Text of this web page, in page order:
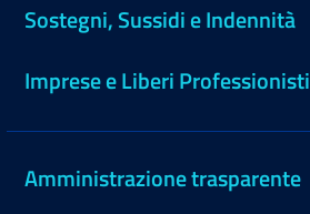
Sostegni, Sussidi e Indennità
Imprese e Liberi Professionisti
Amministrazione trasparente